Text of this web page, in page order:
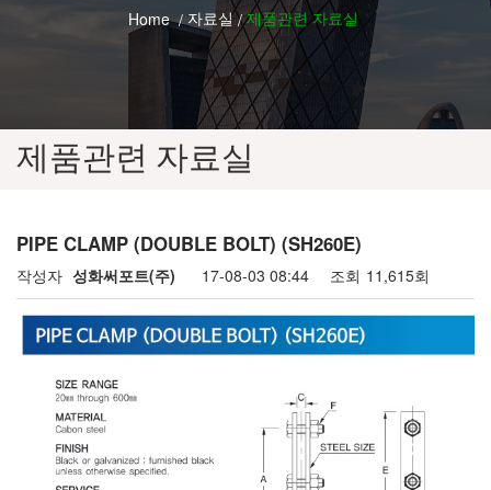
Home 자료실 제품관련 자료실
제품관련 자료실
PIPE CLAMP (DOUBLE BOLT) (SH260E)
작성자 성화써포트(주) 17-08-03 08:44 조회 11,615회